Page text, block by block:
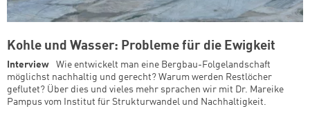
Kohle und Wasser: Probleme für die Ewigkeit
Interview
Wie entwickelt man eine Bergbau-Folgelandschaft
möglichst nachhaltig und gerecht? Warum werden Restlöcher
geflutet? Über dies und vieles mehr sprachen wir mit Dr. Mareike
Pampus vom Institut für Strukturwandel und Nachhaltigkeit.